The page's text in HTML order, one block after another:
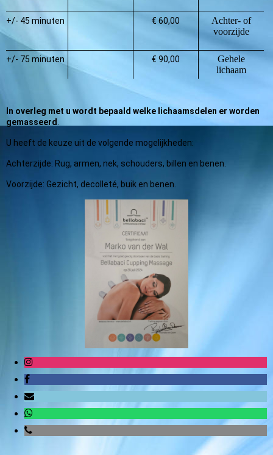
+/- 45 minuten € 60,00
Achter- of
voorzijde
+/- 75 minuten € 90,00
Gehele
lichaam
In overleg met u wordt bepaald welke lichaamsdelen er worden
gemasseerd
U heeft de keuze uit de volgende mogelijkheden:
Achterzijde: Rug, armen, nek, schouders, billen en benen.
Voorzijde: Gezicht, decolleté, buik en benen.